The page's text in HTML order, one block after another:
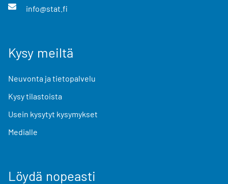
info@stat.fi
Kysy meiltä
Neuvonta ja tietopalvelu
Kysy tilastoista
Usein kysytyt kysymykset
Medialle
Löydä nopeasti